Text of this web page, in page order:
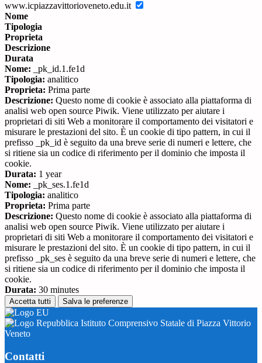
www.icpiazzavittorioveneto.edu.it
Nome
Tipologia
Proprieta
Descrizione
Durata
Nome: _pk_id.1.fe1d
Tipologia: analitico
Proprieta: Prima parte
Descrizione: Questo nome di cookie è associato alla piattaforma di
analisi web open source Piwik. Viene utilizzato per aiutare i
proprietari di siti Web a monitorare il comportamento dei visitatori e
misurare le prestazioni del sito. È un cookie di tipo pattern, in cui il
prefisso _pk_id è seguito da una breve serie di numeri e lettere, che
si ritiene sia un codice di riferimento per il dominio che imposta il
cookie.
Durata: 1 year
Nome: _pk_ses.1.fe1d
Tipologia: analitico
Proprieta: Prima parte
Descrizione: Questo nome di cookie è associato alla piattaforma di
analisi web open source Piwik. Viene utilizzato per aiutare i
proprietari di siti Web a monitorare il comportamento dei visitatori e
misurare le prestazioni del sito. È un cookie di tipo pattern, in cui il
prefisso _pk_ses è seguito da una breve serie di numeri e lettere, che
si ritiene sia un codice di riferimento per il dominio che imposta il
cookie.
Durata: 30 minutes
Accetta tutti Salva le preferenze
Istituto Comprensivo Statale di Piazza Vittorio
Veneto
Contatti